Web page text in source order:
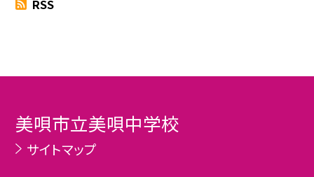
RSS
美唄市立美唄中学校
サイトマップ